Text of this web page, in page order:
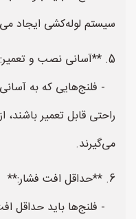
سیستم لوله‌کشی ایجاد
5. **آسانی نصب و تعمیر:**
- فلنج‌هایی که به
راحتی قابل تعمیر باشند،
می‌گیرند.
6. **حداقل افت فشار:**
- فلنج‌ها باید حداقل